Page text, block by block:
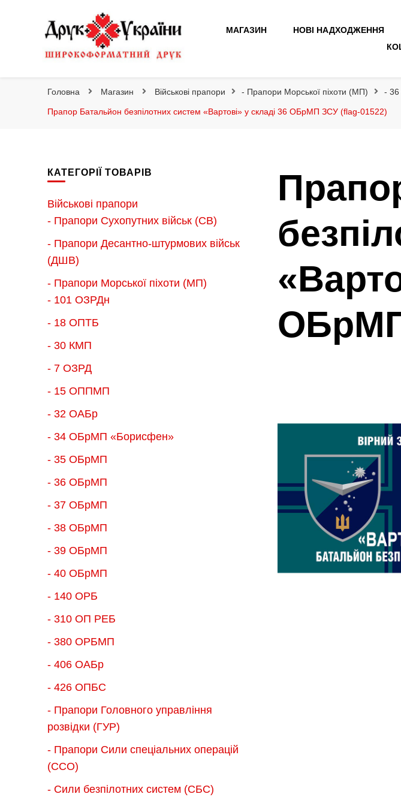
Друк України
МАГАЗИН НОВІ НАДХОДЖЕННЯ
Головна Магазин Військові прапори - Прапори Морської піхоти (МП) -
Прапор Батальйон безпілотних систем «Вартові» у складі 36 ОБрМП ЗСУ (flag-01522)
КАТЕГОРІЇ ТОВАРІВ
Військові прапори
- Прапори Сухопутних військ (СВ)
- Прапори Десантно-штурмових військ
(ДШВ)
- Прапори Морської піхоти (МП)
- 101 ОЗРДн
- 18 ОПТБ
- 30 КМП
- 7 ОЗРД
- 15 ОППМП
- 32 ОАБр
- 34 ОБрМП «Борисфен»
- 35 ОБрМП
- 36 ОБрМП
- 37 ОБрМП
- 38 ОБрМП
- 39 ОБрМП
- 40 ОБрМП
- 140 ОРБ
- 310 ОП РЕБ
- 380 ОРБМП
- 406 ОАБр
- 426 ОПБС
- Прапори Головного управління
розвідки (ГУР)
- Прапори Сили спеціальних операцій
(ССО)
- Сили безпілотних систем (СБС)